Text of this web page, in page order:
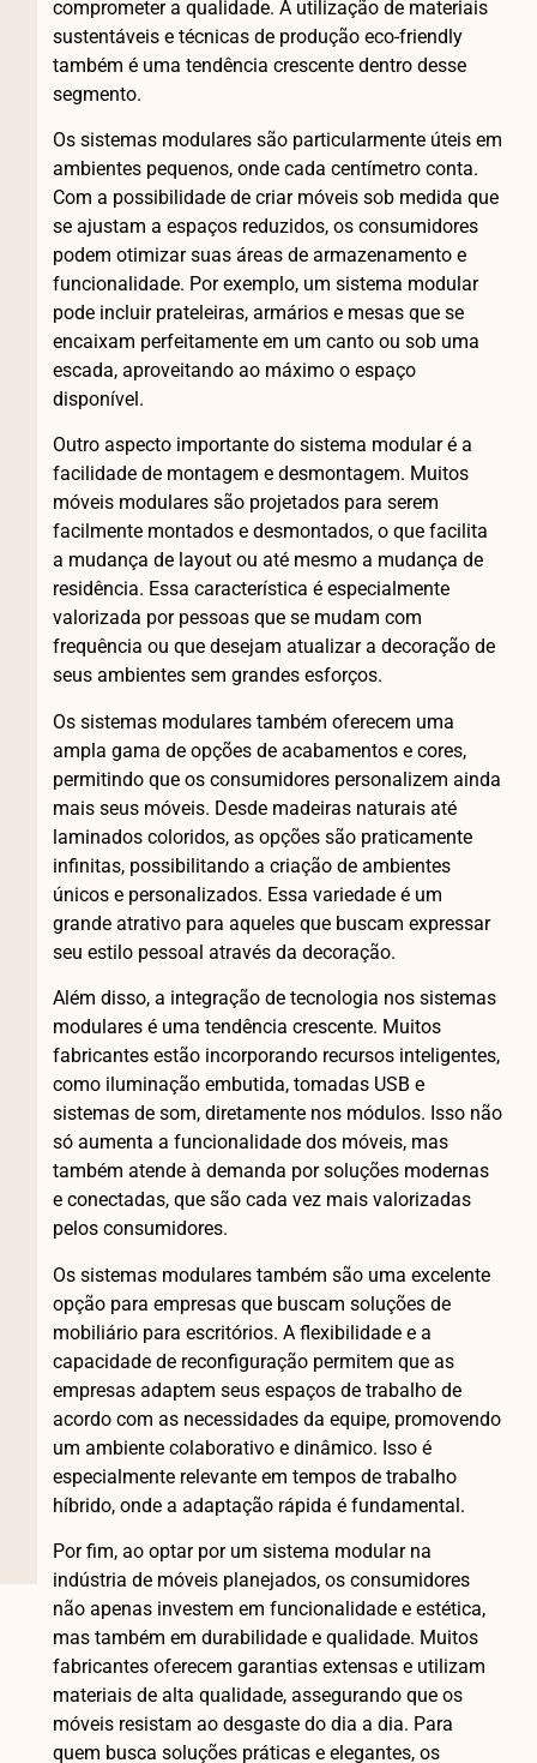
comprometer a qualidade. A utilização de materiais
sustentáveis e técnicas de produção eco-friendly
também é uma tendência crescente dentro desse
segmento.
Os sistemas modulares são particularmente úteis em
ambientes pequenos, onde cada centímetro conta.
Com a possibilidade de criar móveis sob medida que
se ajustam a espaços reduzidos, os consumidores
podem otimizar suas áreas de armazenamento e
funcionalidade. Por exemplo, um sistema modular
pode incluir prateleiras, armários e mesas que se
encaixam perfeitamente em um canto ou sob uma
escada, aproveitando ao máximo o espaço
disponível.
Outro aspecto importante do sistema modular é a
facilidade de montagem e desmontagem. Muitos
móveis modulares são projetados para serem
facilmente montados e desmontados, o que facilita
a mudança de layout ou até mesmo a mudança de
residência. Essa característica é especialmente
valorizada por pessoas que se mudam com
frequência ou que desejam atualizar a decoração de
seus ambientes sem grandes esforços.
Os sistemas modulares também oferecem uma
ampla gama de opções de acabamentos e cores,
permitindo que os consumidores personalizem ainda
mais seus móveis. Desde madeiras naturais até
laminados coloridos, as opções são praticamente
infinitas, possibilitando a criação de ambientes
únicos e personalizados. Essa variedade é um
grande atrativo para aqueles que buscam expressar
seu estilo pessoal através da decoração.
Além disso, a integração de tecnologia nos sistemas
modulares é uma tendência crescente. Muitos
fabricantes estão incorporando recursos inteligentes,
como iluminação embutida, tomadas USB e
sistemas de som, diretamente nos módulos. Isso não
só aumenta a funcionalidade dos móveis, mas
também atende à demanda por soluções modernas
e conectadas, que são cada vez mais valorizadas
pelos consumidores.
Os sistemas modulares também são uma excelente
opção para empresas que buscam soluções de
mobiliário para escritórios. A flexibilidade e a
capacidade de reconfiguração permitem que as
empresas adaptem seus espaços de trabalho de
acordo com as necessidades da equipe, promovendo
um ambiente colaborativo e dinâmico. Isso é
especialmente relevante em tempos de trabalho
híbrido, onde a adaptação rápida é fundamental.
Por fim, ao optar por um sistema modular na
indústria de móveis planejados, os consumidores
não apenas investem em funcionalidade e estética,
mas também em durabilidade e qualidade. Muitos
fabricantes oferecem garantias extensas e utilizam
materiais de alta qualidade, assegurando que os
móveis resistam ao desgaste do dia a dia. Para
quem busca soluções práticas e elegantes, os